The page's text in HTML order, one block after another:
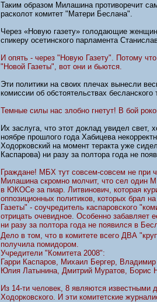
Таким образом Милашина противоречит
расколот комитет "Матери Беслана".
Через «Новую газету» голодающие
спикеру осетинского парламента
И опять - через "Новую Газету". Потому
"Новой Газеты", вот они и бьются.
Эти политики на своих плечах вынесли
комиссии об обстоятельствах бесланского
Темные силы нас злобно гнетут! В бой
Их заслуга, что этот доклад увидел свет,
ноябре прошлого года Хабицева
Ходорковский на момент теракта уже
Каспарова) ни разу за полтора года не
Граждане! МБХ тут совсем-совсем не при
Милашина скромно молчит, что сел один
в ЮКОСе за пиар. Литвинович, которая
оппозиционных политиков, которых брал
Газеты" - соучредитель каспаровского
отрицать очевидное. Особенно забавляет
ни разу за полтора года не появился в
Дело в том, что в комитете всего ДВА
получила помидором.
Учредители "Комитета 2008":
Гарри Каспаров, Михаил Бергер,
Юлия Латынина, Дмитрий Муратов, Борис
Из 14-ти человек, 8 являются
Ходорковского. И эти комитетские